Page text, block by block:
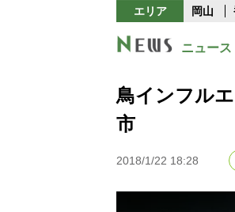
エリア 岡山
ニュース
鳥インフル
市
2018/1/22 18:28